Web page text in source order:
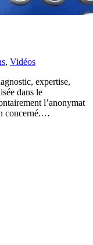
, Vidéos
expertise,
dans le
l’anonymat
concerné.…